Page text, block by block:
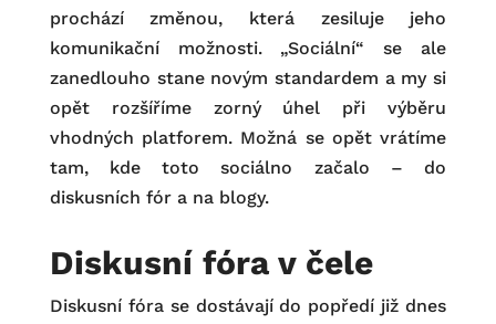
prochází změnou, která zesiluje jeho
komunikační možnosti. „Sociální“ se ale
zanedlouho stane novým standardem a my si
opět rozšíříme zorný úhel při výběru
vhodných platforem. Možná se opět vrátíme
tam, kde toto sociálno začalo – do
diskusních fór a na blogy.
Diskusní fóra v čele
Diskusní fóra se dostávají do popředí již dnes